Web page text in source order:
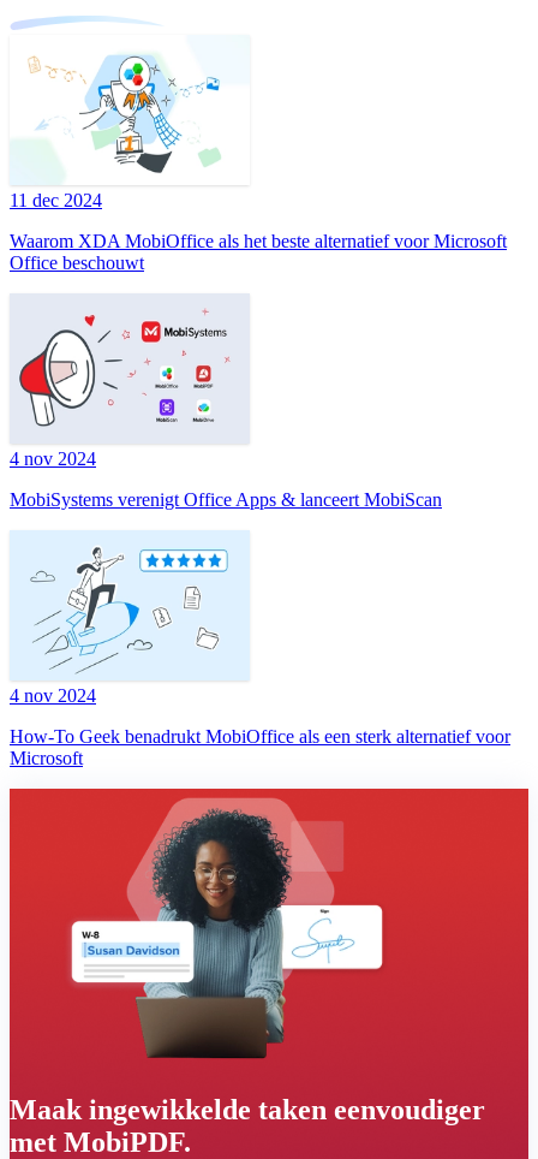
11 dec 2024
Waarom XDA MobiOffice als het beste alternatief voor Microsoft
Office beschouwt
4 nov 2024
MobiSystems verenigt Office Apps & lanceert MobiScan
4 nov 2024
How-To Geek benadrukt MobiOffice als een sterk alternatief voor
Microsoft
Maak ingewikkelde taken eenvoudiger
met MobiPDF.